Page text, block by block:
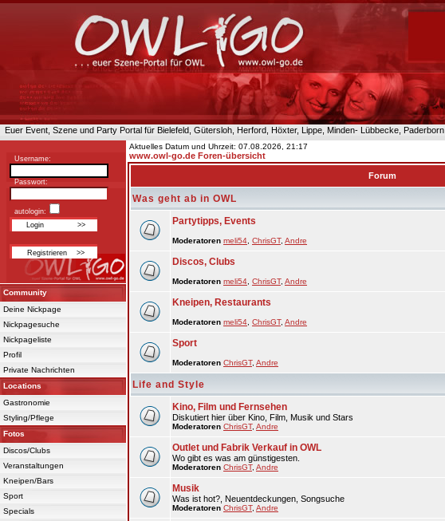
Euer Event, Szene und Party Portal für Bielefeld, Gütersloh, Herford, Höxter, Lippe, Minden- Lübbecke, Paderborn
Username:
Passwort:
autologin:
Community
Deine Nickpage
Nickpagesuche
Nickpageliste
Profil
Private Nachrichten
Locations
Gastronomie
Styling/Pflege
Fotos
Discos/Clubs
Veranstaltungen
Kneipen/Bars
Sport
Specials
Aktuelles Datum und Uhrzeit: 07.08.2026, 21:17
www.owl-go.de Foren-übersicht
Forum
Was geht ab in OWL
Partytipps, Events
Moderatoren meli54 ChrisGT, Andre
Discos, Clubs
Moderatoren meli54 ChrisGT, Andre
Kneipen, Restaurants
Moderatoren meli54 ChrisGT, Andre
Sport
Moderatoren ChrisGT, Andre
Life and Style
Kino, Film und Fernsehen
Diskutiert hier über Kino, Film, Musik und Stars
Moderatoren ChrisGT, Andre
Outlet und Fabrik Verkauf in OWL
Wo gibt es was am günstigesten.
Moderatoren ChrisGT, Andre
Musik
Was ist hot?, Neuentdeckungen, Songsuche
Moderatoren ChrisGT, Andre